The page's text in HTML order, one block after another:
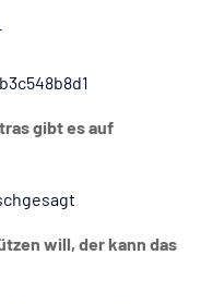
gibt es auf
will, der kann das